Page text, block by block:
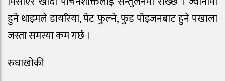
हुने थाइमले डायरिया, पेट फुल्ने, फुड पोइजनबाट हुने पखाला
जस्ता समस्या कम गर्छ ।
रुघाखोकी